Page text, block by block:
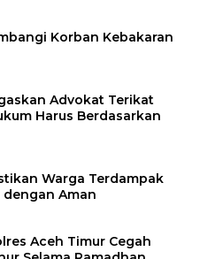
Korban Kebakaran
Advokat Terikat
Harus Berdasarkan
Warga Terdampak
dengan Aman
Aceh Timur Cegah